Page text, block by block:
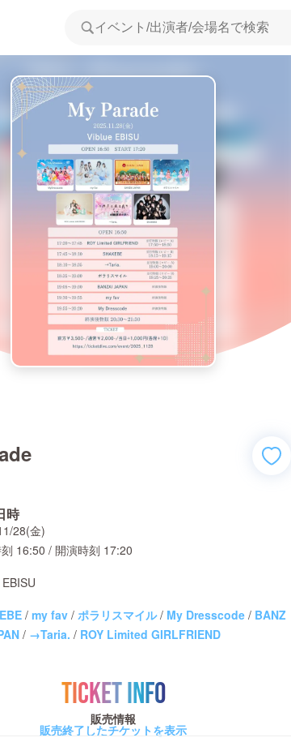
時
28(金)
16:50 / 開演時刻 17:20
/ my fav / ポラリスマイル/ My Dresscode / BANZ
/ →Taria. / ROY Limited GIRLFRIEND
TICKET INFO
販売情報
販売終了したチケットを表示